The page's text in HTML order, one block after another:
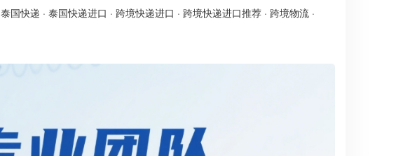
泰国快递 · 泰国快递进口 · 跨境快递进口 · 跨境快递进口推荐 · 跨境物流 ·